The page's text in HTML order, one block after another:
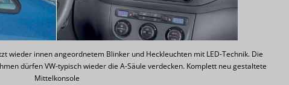
wieder innen angeordnetem Blinker und Heckleuchten mit LED-Technik. Die
dürfen VW-typisch wieder die A-Säule verdecken. Komplett neu gestaltete
Mittelkonsole